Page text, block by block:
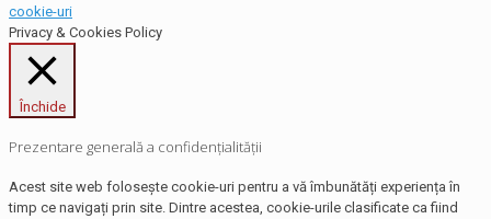
cookie-uri
Privacy & Cookies Policy
Închide
Prezentare generală a confidențialității
Acest site web folosește cookie-uri pentru a vă îmbunătăți experiența în
timp ce navigați prin site. Dintre acestea, cookie-urile clasificate ca fiind